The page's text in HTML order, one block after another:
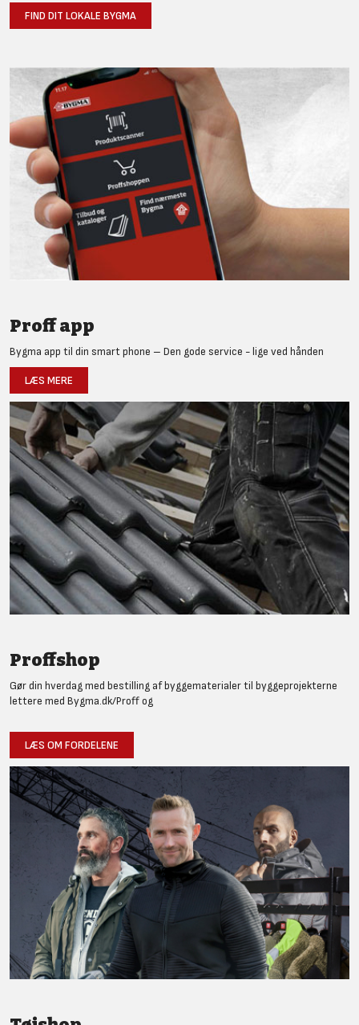
FIND DIT LOKALE BYGMA
Proff app
Bygma app til din smart phone – Den gode service - lige ved hånden
LÆS MERE
Proffshop
Gør din hverdag med bestilling af byggematerialer til byggeprojekterne
lettere med Bygma.dk/Proff og
LÆS OM FORDELENE